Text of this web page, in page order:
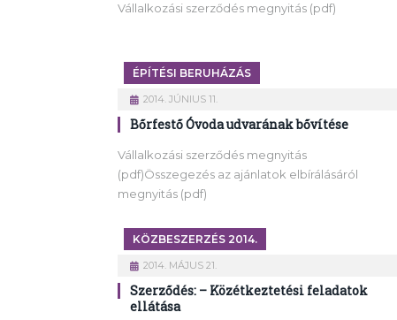
Vállalkozási szerződés megnyitás (pdf)
ÉPÍTÉSI BERUHÁZÁS
2014. JÚNIUS 11.
Bőrfestő Óvoda udvarának bővítése
Vállalkozási szerződés megnyitás
(pdf)Összegezés az ajánlatok elbírálásáról
megnyitás (pdf)
KÖZBESZERZÉS 2014.
2014. MÁJUS 21.
Szerződés: – Közétkeztetési feladatok
ellátása